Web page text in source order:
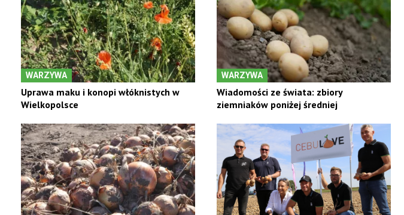
WARZYWA
Uprawa maku i konopi włóknistych w
Wielkopolsce
WARZYWA
Wiadomości ze świata: zbiory
ziemniaków poniżej średniej